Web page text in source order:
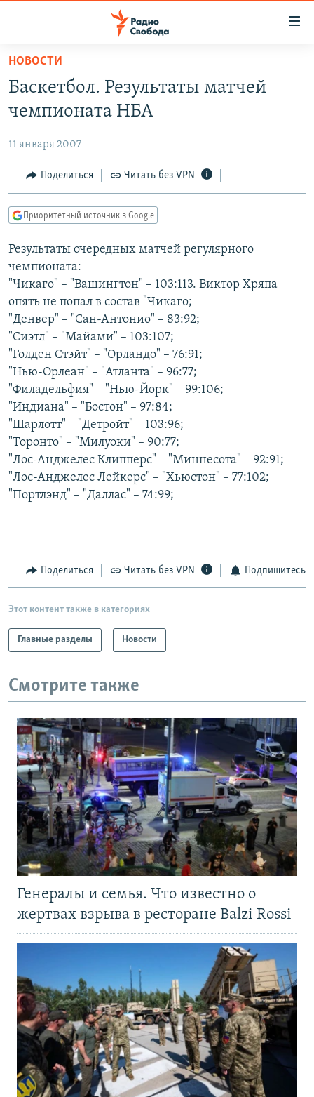
упрощенного
доступа
основному
Вернутся
главной
навигации
Вернутся
поиску
ПРОГРАММЫ
ЦИТАТЫ СВОБОДЫ
МНЕНИЯ
IDEL.РЕАЛИИ
КАВКАЗ.РЕАЛИИ
СЕВЕР.РЕАЛИИ
СИБИРЬ.РЕАЛИИ
РАСПИСАНИЕ ВЕЩАНИЯ
ПОДПИШИТЕСЬ НА РАССЫЛКУ
СОЦИАЛЬНЫЕ СЕТИ
Все сайты РСЕ/РС
НОВОСТИ
Баскетбол. Результаты матчей
чемпионата НБА
11 января 2007
Поделиться Читать без VPN
Приоритетный источник в Google
Результаты очередных матчей регулярного
чемпионата:
"Чикаго" – "Вашингтон" – 103:113. Виктор Хряпа
опять не попал в состав "Чикаго;
"Денвер" – "Сан-Антонио" – 83:92;
"Сиэтл" – "Майами" – 103:107;
"Голден Стэйт" – "Орландо" – 76:91;
"Нью-Орлеан" – "Атланта" – 96:77;
"Филадельфия" – "Нью-Йорк" – 99:106;
"Индиана" – "Бостон" – 97:84;
"Шарлотт" – "Детройт" – 103:96;
"Торонто" – "Милуоки" – 90:77;
"Лос-Анджелес Клипперс" – "Миннесота" – 92:91;
"Лос-Анджелес Лейкерс" – "Хьюстон" – 77:102;
"Портлэнд" – "Даллас" – 74:99;
Поделиться Читать без VPN Подпишитесь
Этот контент также в категориях
Главные разделы Новости
Смотрите также
Генералы и семья. Что известно о
жертвах взрыва в ресторане Balzi Rossi